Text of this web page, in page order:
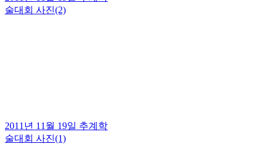
술대회 사진(2)
2011년 11월 19일 추계학
술대회 사진(1)